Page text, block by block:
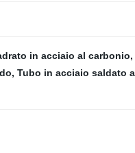
in acciaio al carbonio,
, Tubo in acciaio saldato